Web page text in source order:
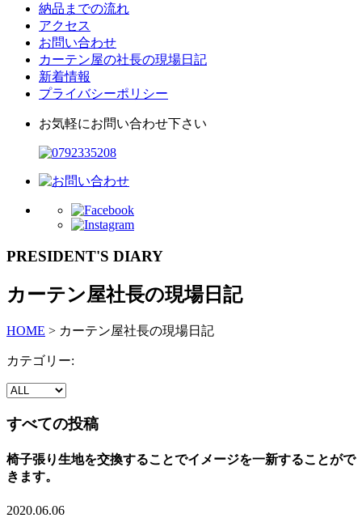
納品までの流れ
アクセス
お問い合わせ
カーテン屋の社長の現場日記
新着情報
プライバシーポリシー
お気軽にお問い合わせ下さい
PRESIDENT'S DIARY
カーテン屋社長の現場日記
HOME > カーテン屋社長の現場日記
カテゴリー:
すべての投稿
椅子張り生地を交換することでイメージを一新することがで
きます。
2020.06.06